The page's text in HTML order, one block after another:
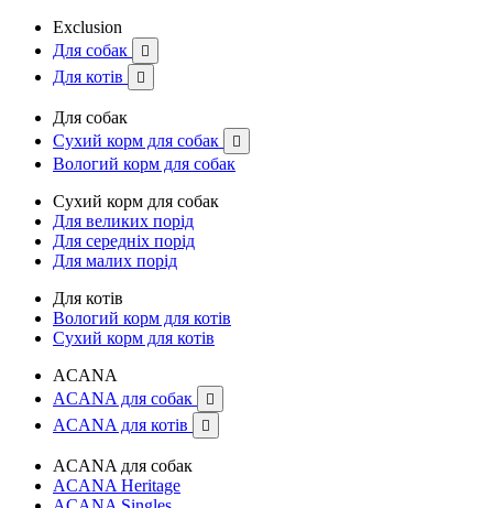
Exclusion
Для собак

Для котів 
Для собак
Сухий корм для собак

Вологий корм для собак
Сухий корм для собак
Для великих порід
Для середніх порід
Для малих порід
Для котів
Вологий корм для котів
Сухий корм для котів
ACANA
ACANA для собак

ACANA для котів 
ACANA для собак
ACANA Heritage